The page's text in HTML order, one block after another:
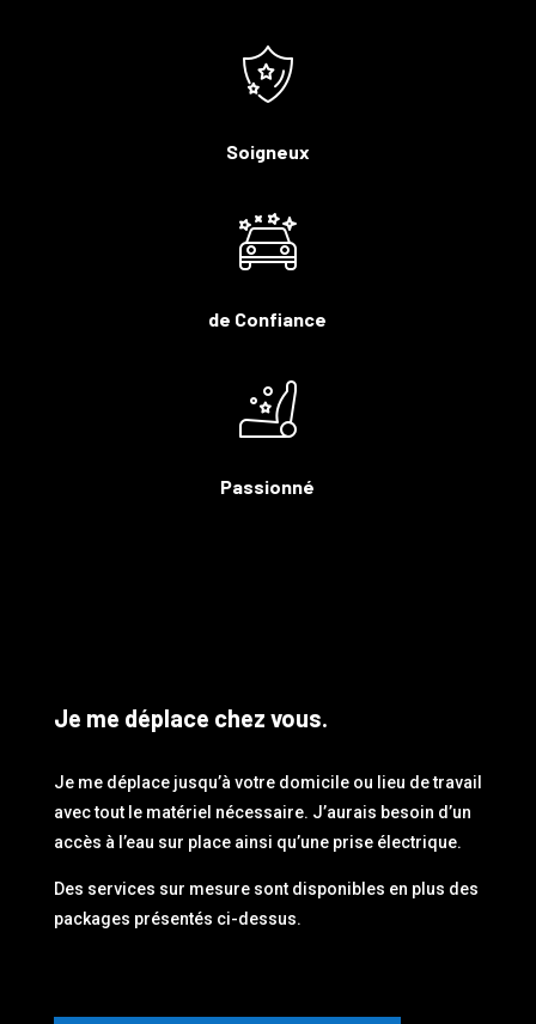
Soigneux
de Confiance
Passionné
Je me déplace chez vous.
Je me déplace jusqu’à votre domicile ou lieu de travail
avec tout le matériel nécessaire. J’aurais besoin d’un
accès à l’eau sur place ainsi qu’une prise électrique.
Des services sur mesure sont disponibles en plus des
packages présentés ci-dessus.